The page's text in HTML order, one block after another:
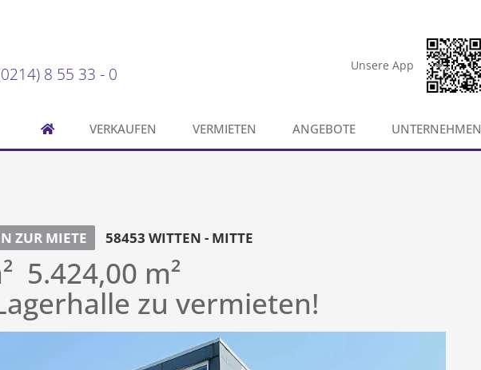
Unsere App
8 55 33 - 0
VERKAUFEN VERMIETEN ANGEBOTE UNTERNEHMEN
ZUR MIETE 58453 WITTEN - MITTE
 5.424,00 m²
zu vermieten!